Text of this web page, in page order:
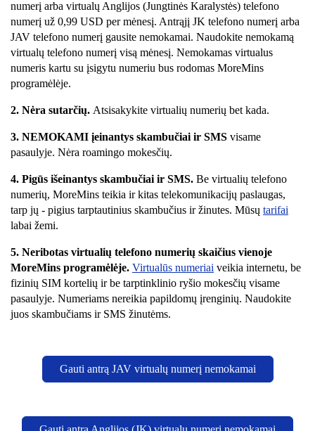
numerį arba virtualų Anglijos (Jungtinės Karalystės) telefono
numerį už 0,99 USD per mėnesį. Antrąjį JK telefono numerį arba
JAV telefono numerį gausite nemokamai. Naudokite nemokamą
virtualų telefono numerį visą mėnesį. Nemokamas virtualus
numeris kartu su įsigytu numeriu bus rodomas MoreMins
programėlėje.
2. Nėra sutarčių. Atsisakykite virtualių numerių bet kada.
3. NEMOKAMI įeinantys skambučiai ir SMS visame
pasaulyje. Nėra roamingo mokesčių.
4. Pigūs išeinantys skambučiai ir SMS. Be virtualių telefono
numerių, MoreMins teikia ir kitas telekomunikacijų paslaugas,
tarp jų - pigius tarptautinius skambučius ir žinutes. Mūsų tarifai
labai žemi.
5. Neribotas virtualių telefono numerių skaičius vienoje
MoreMins programėlėje. Virtualūs numeriai veikia internetu, be
fizinių SIM kortelių ir be tarptinklinio ryšio mokesčių visame
pasaulyje. Numeriams nereikia papildomų įrenginių. Naudokite
juos skambučiams ir SMS žinutėms.
Gauti antrą JAV virtualų numerį nemokamai